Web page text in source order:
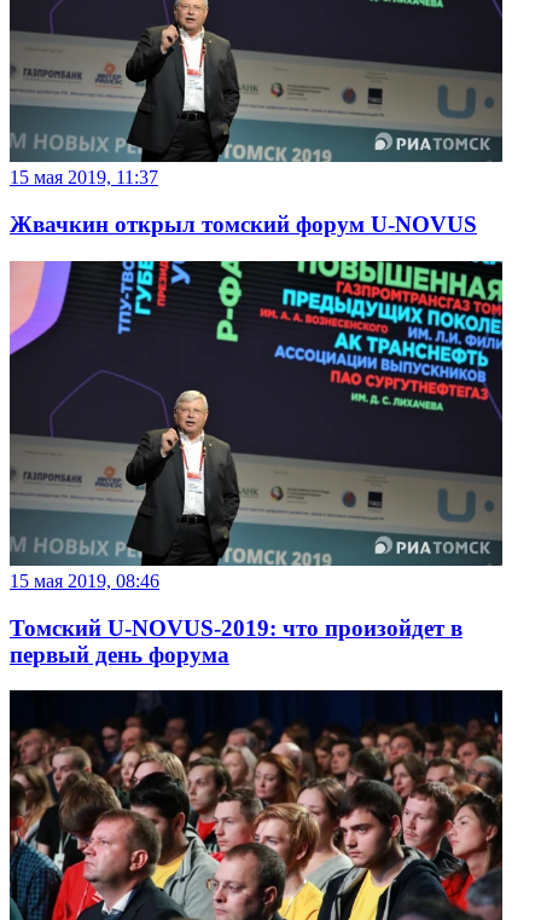
15 мая 2019, 11:37
Жвачкин открыл томский форум U-NOVUS
15 мая 2019, 08:46
Томский U-NOVUS-2019: что произойдет в
первый день форума